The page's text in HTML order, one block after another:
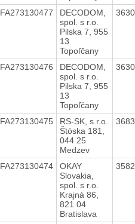
FA273130477
DECODOM,
spol. s r.o.
Pilska 7, 955
13
Topoľčany
FA273130476
DECODOM,
spol. s r.o.
Pilska 7, 955
13
Topoľčany
FA273130475
RS-SK, s.r.o.
Štóska 181,
044 25
Medzev
FA273130474
OKAY
Slovakia,
spol. s r.o.
Krajná 86,
821 04
Bratislava